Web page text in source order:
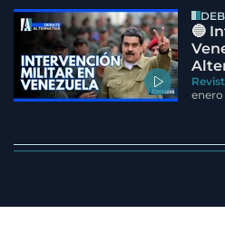
🔵
enero